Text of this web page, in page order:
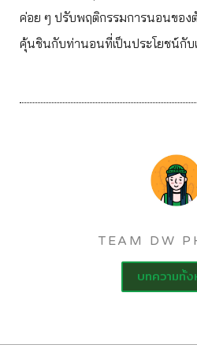
ค่อย ๆ ปรับพฤติกรรมการนอนของตั
คุ้นชินกับท่านอนที่เป็นประโยชน์กับเ
TEAM DW
บทความทั้ง